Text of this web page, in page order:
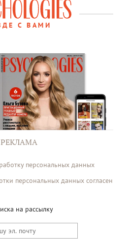
С ВАМИ
РЕКЛАМА
персональных данных
персональных данных согласен
на рассылку